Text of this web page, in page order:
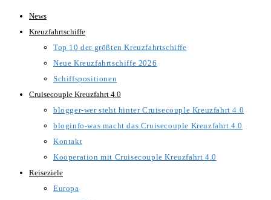
Zum
Inhalt
News
Kreuzfahrtschiffe
Top 10 der größten Kreuzfahrtschiffe
Neue Kreuzfahrtschiffe 2026
Schiffspositionen
Cruisecouple Kreuzfahrt 4.0
blogger-wer steht hinter Cruisecouple Kreuzfahrt 4.0
bloginfo-was macht das Cruisecouple Kreuzfahrt 4.0
Kontakt
Kooperation mit Cruisecouple Kreuzfahrt 4.0
Reiseziele
Europa